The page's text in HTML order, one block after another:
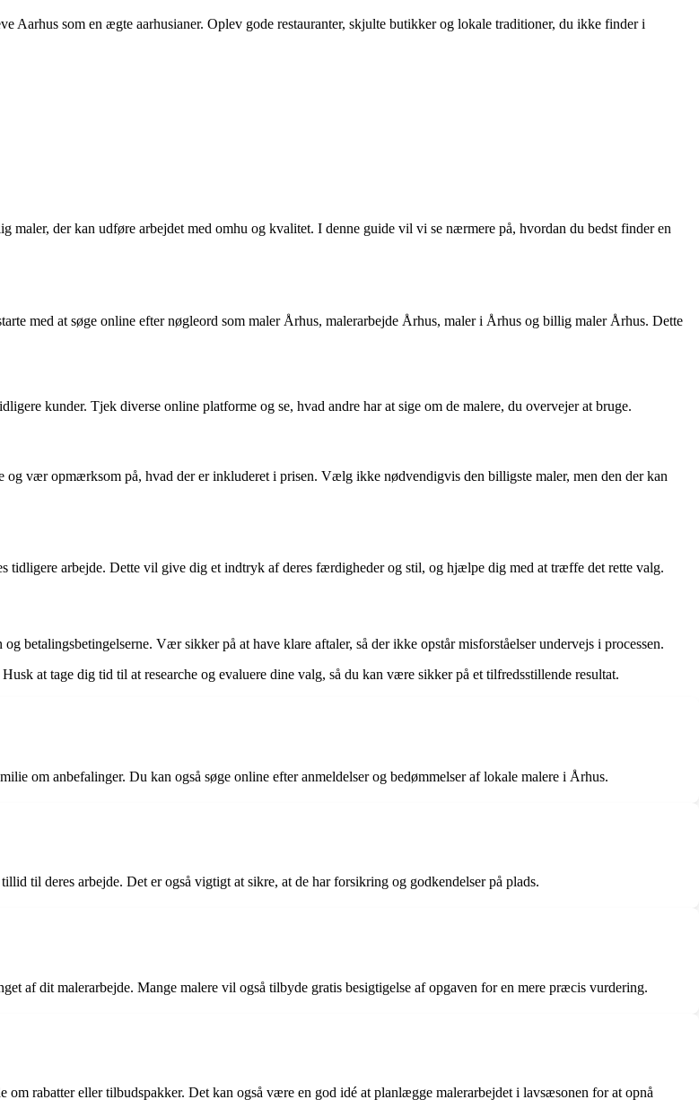
Aarhus som en ægte aarhusianer. Oplev gode restauranter, skjulte butikker og lokale traditioner, du ikke finder i
der kan udføre arbejdet med omhu og kvalitet. I denne guide vil vi se nærmere på, hvordan du bedst finder en
med at søge online efter nøgleord som maler Århus, malerarbejde Århus, maler i Århus og billig maler Århus. Dette
kunder. Tjek diverse online platforme og se, hvad andre har at sige om de malere, du overvejer at bruge.
vær opmærksom på, hvad der er inkluderet i prisen. Vælg ikke nødvendigvis den billigste maler, men den der kan
tidligere arbejde. Dette vil give dig et indtryk af deres færdigheder og stil, og hjælpe dig med at træffe det rette valg.
betalingsbetingelserne. Vær sikker på at have klare aftaler, så der ikke opstår misforståelser undervejs i processen.
at tage dig tid til at researche og evaluere dine valg, så du kan være sikker på et tilfredsstillende resultat.
om anbefalinger. Du kan også søge online efter anmeldelser og bedømmelser af lokale malere i Århus.
til deres arbejde. Det er også vigtigt at sikre, at de har forsikring og godkendelser på plads.
af dit malerarbejde. Mange malere vil også tilbyde gratis besigtigelse af opgaven for en mere præcis vurdering.
rabatter eller tilbudspakker. Det kan også være en god idé at planlægge malerarbejdet i lavsæsonen for at opnå